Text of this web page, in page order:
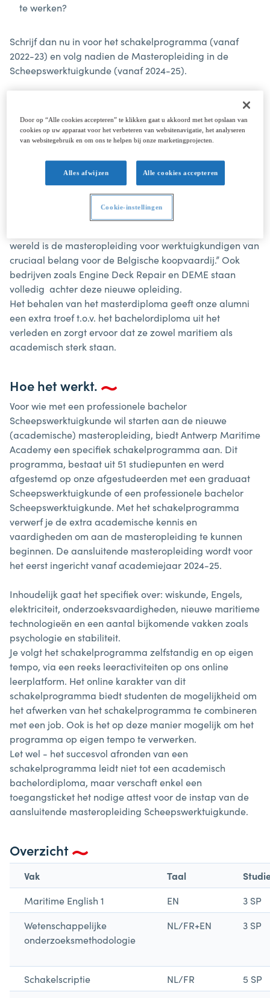
te werken?
Schrijf dan nu in voor het schakelprogramma (vanaf
2022-23) en volg nadien de Masteropleiding in de
Scheepswerktuigkunde (vanaf 2024-25).
Heel wat maritieme bedrijven zetten zich achter deze
nieuwe masteropleiding. Ze zoeken hoogopgeleide,
gespecialiseerde profielen die kunnen meedraaien in de
hoogtechnologische maritieme wereld van morgen. Met
dit nieuwe diploma biedt de Antwerp Maritime Academy
een antwoord op deze nood.
Zoals de Koninklijke Belgische Redersvereniging het stelt:
wereld is de masteropleiding voor werktuigkundigen van
cruciaal belang voor de Belgische koopvaardij.” Ook
bedrijven zoals Engine Deck Repair en DEME staan
volledig achter deze nieuwe opleiding.
Het behalen van het masterdiploma geeft onze alumni
een extra troef t.o.v. het bachelordiploma uit het
verleden en zorgt ervoor dat ze zowel maritiem als
academisch sterk staan.
Hoe het werkt.
Voor wie met een professionele bachelor
Scheepswerktuigkunde wil starten aan de nieuwe
(academische) masteropleiding, biedt Antwerp Maritime
Academy een specifiek schakelprogramma aan. Dit
programma, bestaat uit 51 studiepunten en werd
afgestemd op onze afgestudeerden met een graduaat
Scheepswerktuigkunde of een professionele bachelor
Scheepswerktuigkunde. Met het schakelprogramma
verwerf je de extra academische kennis en
vaardigheden om aan de masteropleiding te kunnen
beginnen. De aansluitende masteropleiding wordt voor
het eerst ingericht vanaf academiejaar 2024-25.
Inhoudelijk gaat het specifiek over: wiskunde, Engels,
elektriciteit, onderzoeksvaardigheden, nieuwe maritieme
technologieën en een aantal bijkomende vakken zoals
psychologie en stabiliteit.
Je volgt het schakelprogramma zelfstandig en op eigen
tempo, via een reeks leeractiviteiten op ons online
leerplatform. Het online karakter van dit
schakelprogramma biedt studenten de mogelijkheid om
het afwerken van het schakelprogramma te combineren
met een job. Ook is het op deze manier mogelijk om het
programma op eigen tempo te verwerken.
Let wel - het succesvol afronden van een
schakelprogramma leidt niet tot een academisch
bachelordiploma, maar verschaft enkel een
toegangsticket het nodige attest voor de instap van de
aansluitende masteropleiding Scheepswerktuigkunde.
Overzicht
Vak Taal
Maritime English 1
EN
3 SP
Wetenschappelijke
onderzoeksmethodologie
NL/FR+EN 3 SP
Schakelscriptie NL/FR
5 SP
Door op “Alle cookies accepteren” te klikken gaat u akkoord met het opslaan van
cookies op uw apparaat voor het verbeteren van websitenavigatie, het analyseren
van websitegebruik en om ons te helpen bij onze marketingprojecten.
Alles afwijzen Alle cookies accepteren
Cookie-instellingen